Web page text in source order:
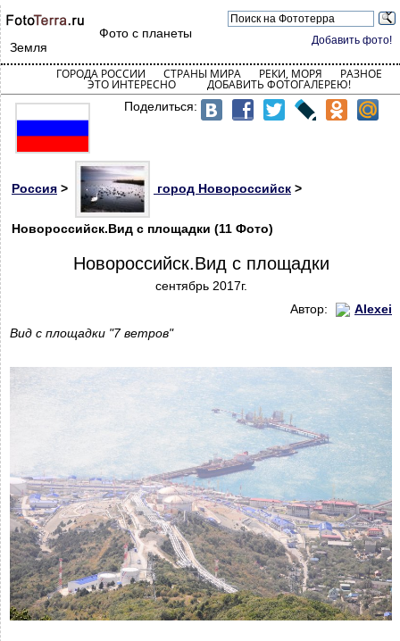
Добавить фото!
Фото с планеты
Земля
ГОРОДА РОССИИ СТРАНЫ МИРА РЕКИ, МОРЯ РАЗНОЕ
ЭТО ИНТЕРЕСНО ДОБАВИТЬ ФОТОГАЛЕРЕЮ!
Поделиться:
Россия > город Новороссийск >
Новороссийск.Вид с площадки (11 Фото)
Новороссийск.Вид с площадки
сентябрь 2017г.
Автор:
Alexei
Вид с площадки "7 ветров"